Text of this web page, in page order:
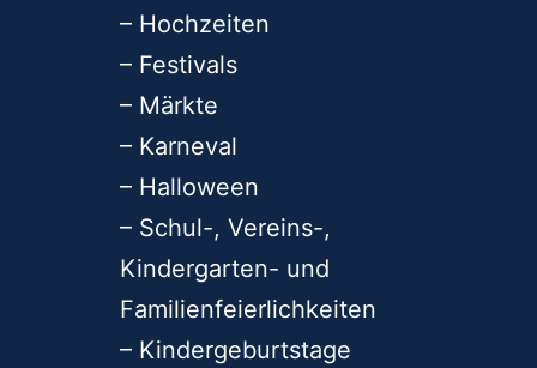
– Hochzeiten
– Festivals
– Märkte
– Karneval
– Halloween
– Schul-, Vereins-,
Kindergarten- und
Familienfeierlichkeiten
– Kindergeburtstage